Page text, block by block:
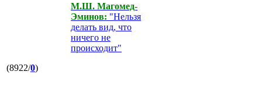
М.Ш. Магомед-
Эминов: "Нельзя
делать вид, что
ничего не
происходит"
(8922/0)